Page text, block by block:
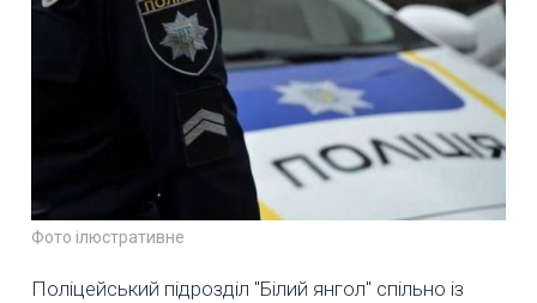
Фото ілюстративне
Поліцейський підрозділ "Білий янгол" спільно із